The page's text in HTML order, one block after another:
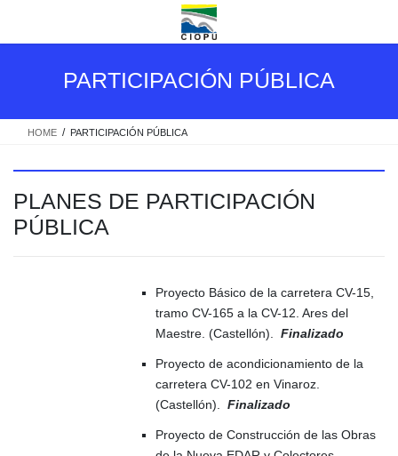
contenido
la
PARTICIPACIÓN PÚBLICA
HOME PARTICIPACIÓN PÚBLICA
PLANES DE PARTICIPACIÓN
PÚBLICA
Proyecto Básico de la carretera CV-15,
tramo CV-165 a la CV-12. Ares del
Maestre. (Castellón). Finalizado
Proyecto de acondicionamiento de la
carretera CV-102 en Vinaroz.
(Castellón). Finalizado
Proyecto de Construcción de las Obras